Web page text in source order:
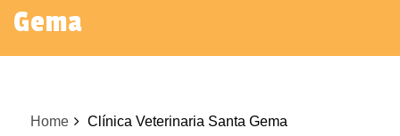
Gema
Home Clínica Veterinaria Santa Gema